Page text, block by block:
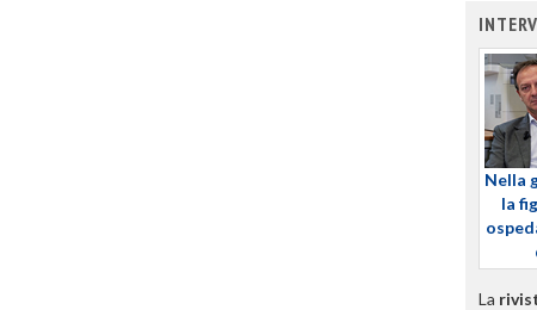
Nella
la
La